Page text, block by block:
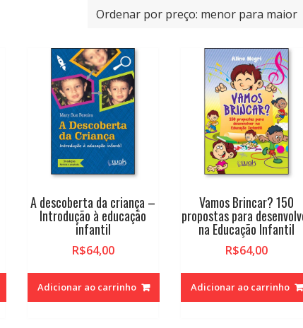
A descoberta da criança –
Introdução à educação
infantil
R$64,00
Adicionar ao carrinho
Vamos Brincar? 150
propostas para
na Educação Infantil
R$64,00
Adicionar ao carrinho